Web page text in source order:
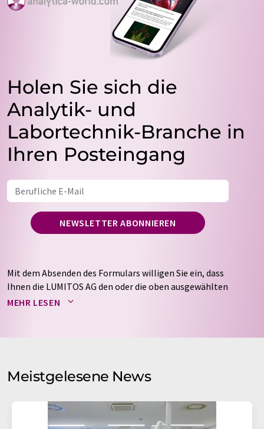
Holen Sie sich die
Analytik- und
Labortechnik-Branche in
Ihren Posteingang
NEWSLETTER ABONNIEREN
Mit dem Absenden des Formulars willigen Sie ein, dass
Ihnen die LUMITOS AG den oder die oben ausgewählten
Newsletter per E-Mail zusendet. Ihre Daten werden
auf Basis unserer
. LUMITOS darf
Meinungsforschung per E-Mail kontaktieren. Ihre
Einwilligung können Sie jederzeit ohne Angabe von
Str. 2, 12489 Berlin oder per E-Mail unter
widerruf@lumitos.commit Wirkung für die Zukunft
MEHR LESEN
Meistgelesene News